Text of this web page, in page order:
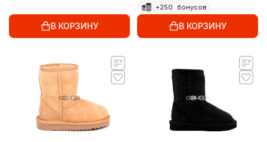
В КОРЗИНУ
+250 бонусов
В КОРЗИНУ